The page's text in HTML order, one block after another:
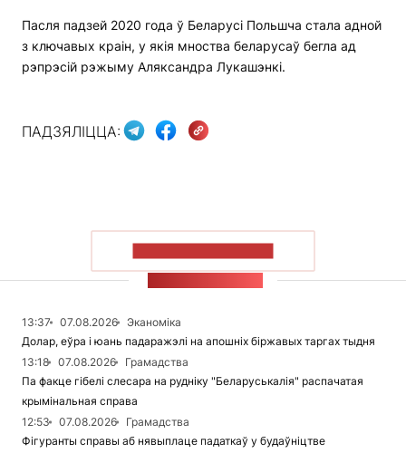
Пасля падзей 2020 года ў Беларусі Польшча стала адной
з ключавых краін, у якія мноства беларусаў бегла ад
рэпрэсій рэжыму Аляксандра Лукашэнкі.
ПАДЗЯЛІЦЦА:
13:37 07.08.2026
Эканоміка
Долар, еўра і юань падаражэлі на апошніх біржавых таргах тыдня
13:18
07.08.2026
Грамадства
Па факце гібелі слесара на рудніку "Беларуськалія" распачатая
крымінальная справа
12:53
07.08.2026
Грамадства
Фігуранты справы аб нявыплаце падаткаў у будаўніцтве